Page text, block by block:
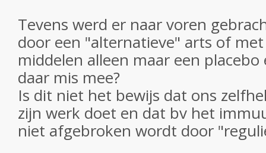
Tevens werd er naar voren
door een "alternatieve" arts of
middelen alleen maar een placebo
daar mis mee?
Is dit niet het bewijs dat ons
zijn werk doet en dat bv het
niet afgebroken wordt door